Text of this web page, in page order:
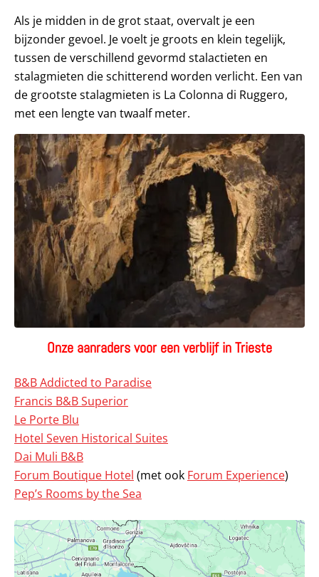
Als je midden in de grot staat, overvalt je een
bijzonder gevoel. Je voelt je groots en klein tegelijk,
tussen de verschillend gevormd stalactieten en
stalagmieten die schitterend worden verlicht. Een van
de grootste stalagmieten is La Colonna di Ruggero,
met een lengte van twaalf meter.
Onze aanraders voor een verblijf in Trieste
B&B Addicted to Paradise
Francis B&B Superior
Le Porte Blu
Hotel Seven Historical Suites
Dai Muli B&B
Forum Boutique Hotel (met ook Forum Experience)
Pep’s Rooms by the Sea